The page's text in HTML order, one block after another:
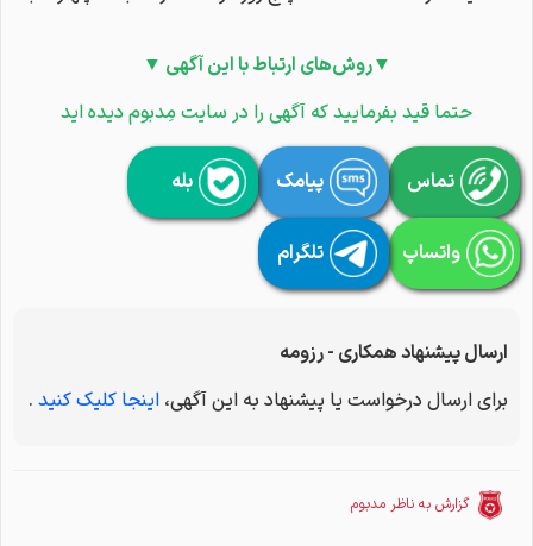
▼روش‌های ارتباط با این آگهی ▼
حتما قید بفرمایید که آگهی را در سایت مِدبوم دیده اید
تماس پیامک بله
واتساپ تلگرام
ارسال پیشنهاد همکاری - رزومه
برای ارسال درخواست یا پیشنهاد به این آگهی، اینجا کلیک کنید .
گزارش به ناظر مدبوم